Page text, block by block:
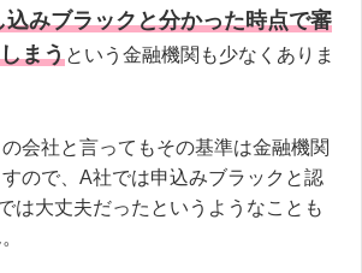
込みブラックと分かった時点で審
まうという金融機関も少なくありま
会社と言ってもその基準は金融機関
ので、A社では申込みブラックと認
は大丈夫だったというようなことも